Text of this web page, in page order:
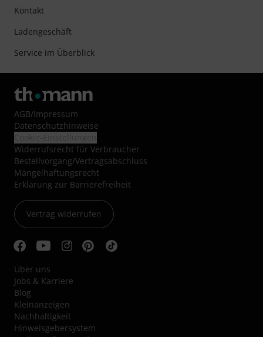
Kontakt
Ladengeschäft
Service im Überblick
AGB/Impressum
Datenschutzhinweise
Widerrufsrecht für Verbraucher
Bestellvorgang/Vertragsabschluss
Mängelhaftungsrecht
Erklärung zur Barrierefreiheit
Vertrag widerrufen
Über uns
Jobs & Karriere
Blog
Kleinanzeigen
Nachhaltigkeit
Hinweisgebersystem